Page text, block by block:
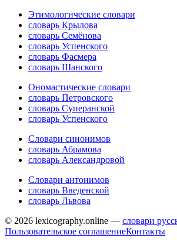
Этимологические словари
словарь Крылова
словарь Семёнова
словарь Успенского
словарь Фасмера
словарь Шанского
Ономастические словари
словарь Петровского
словарь Суперанской
словарь Успенского
Словари синонимов
словарь Абрамова
словарь Александровой
Словари антонимов
словарь Введенской
словарь Львова
© 2026 lexicography.online — словари
Пользовательское соглашениеКонтакты